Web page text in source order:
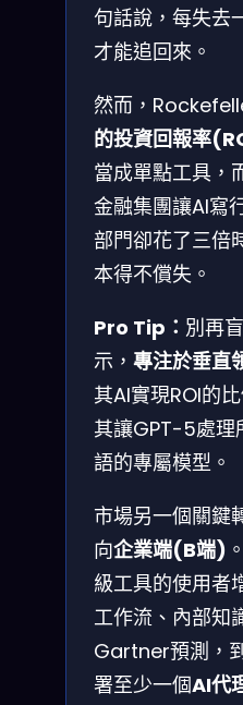
句話說，每失去
才能追回來。
然而，
的投資回報率
當成單點工具，
金融集團讓AI寫
部門卻花了三倍
本得不償失。
Pro Tip： 別再
示， 專注於垂直
其AI實現ROI的
其讓GPT-5處理
語的專屬模型。
市場另一個關鍵
向企業端(B端)
級工具的使用者
工作流、內部知
Gartner預測，
署至少一個AI代